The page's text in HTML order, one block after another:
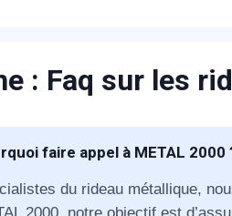
: Faq sur les
faire appel à METAL 2000
du rideau métallique,